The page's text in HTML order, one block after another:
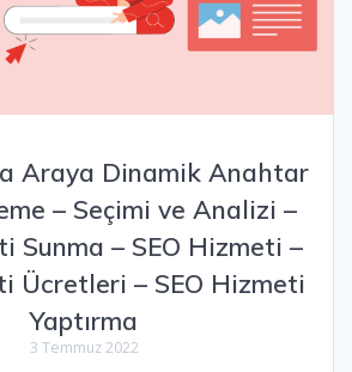
Araya Dinamik Anahtar
– Seçimi ve Analizi –
Sunma – SEO Hizmeti –
Ücretleri – SEO Hizmeti
Yaptırma
3 Temmuz 2022